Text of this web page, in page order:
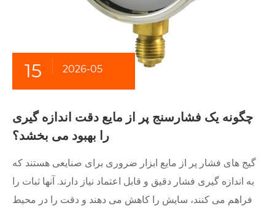
15 2026-05
چگونه یک فشارسنج پر از مایع دقت اندازه گیری
را بهبود می بخشد؟
گیج های فشار پر از مایع ابزار ضروری برای صنایعی هستند که
به اندازه گیری فشار دقیق و قابل اعتماد نیاز دارند. آنها ثبات را
فراهم می کنند، سایش را کاهش می دهند و دقت را در محیط